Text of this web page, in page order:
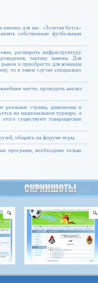
для вас. «Золотая бутса»
собственным футбольным
расширить инфраструктуру
тактику замены. Для
рынок и приобрести для команды
то в таком случае специально
матчи, проводить анализ
реальные страны, дивизионы и
на национальном турнире, а
существуют товарищеские
общаясь на форуме игры.
программ, необходимо только